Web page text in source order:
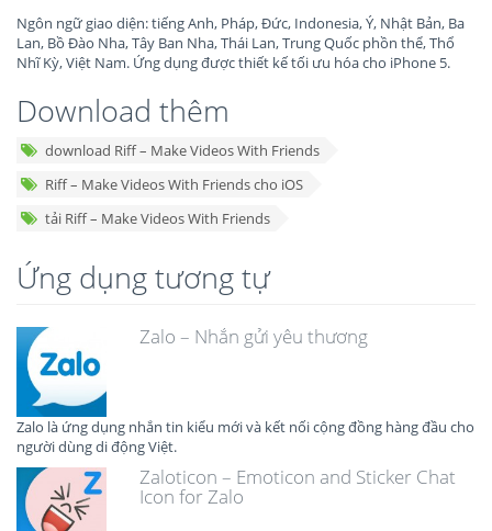
Ngôn ngữ giao diện: tiếng Anh, Pháp, Đức, Indonesia, Ý, Nhật Bản, Ba
Lan, Bồ Đào Nha, Tây Ban Nha, Thái Lan, Trung Quốc phồn thể, Thổ
Nhĩ Kỳ, Việt Nam. Ứng dụng được thiết kế tối ưu hóa cho iPhone 5.
Download thêm
download Riff – Make Videos With Friends
Riff – Make Videos With Friends cho iOS
tải Riff – Make Videos With Friends
Ứng dụng tương tự
Zalo – Nhắn gửi yêu thương
Zalo là ứng dụng nhắn tin kiểu mới và kết nối cộng đồng hàng đầu cho
người dùng di động Việt.
Zaloticon – Emoticon and Sticker Chat
Icon for Zalo